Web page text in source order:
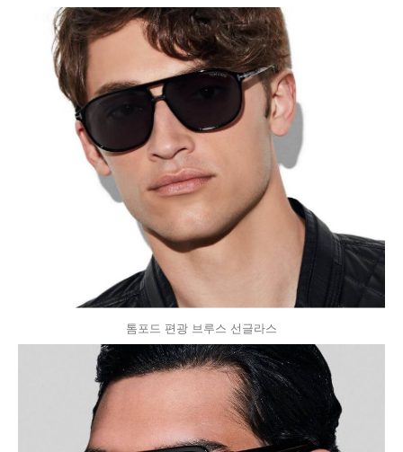
톰포드 편광 브루스 선글라스